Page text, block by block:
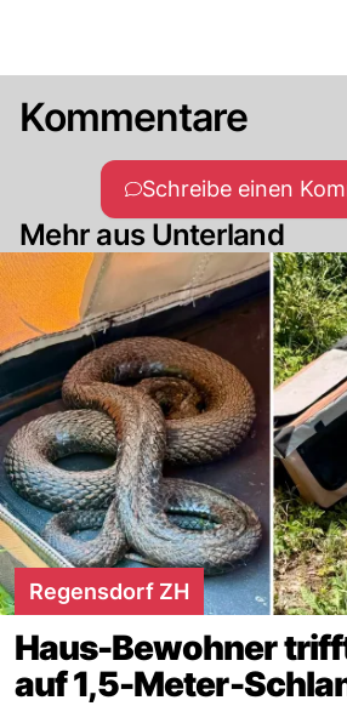
Kommentare
Schreibe einen
Mehr aus Unterland
Regensdorf ZH
Haus-Bewohner
auf 1,5-Meter-